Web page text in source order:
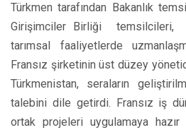
Türkmen tarafından Bakanlık
Girişimciler Birliği temsilcileri,
tarımsal faaliyetlerde
Fransız şirketinin üst düzey
Türkmenistan, seraların
talebini dile getirdi. Fransız iş
ortak projeleri uygulamaya hazır